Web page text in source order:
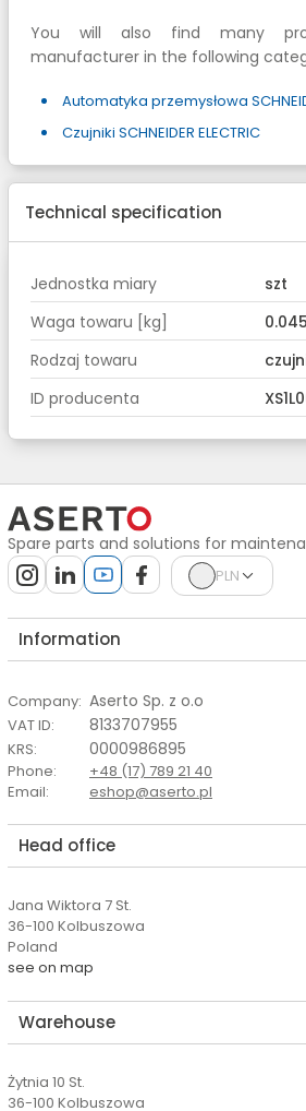
You will also find many
manufacturer in the following
Automatyka przemysłowa
Czujniki SCHNEIDER ELECTRIC
Technical specification
Jednostka miary
szt
Waga towaru [kg]
0.045
Rodzaj towaru
ID producenta
Spare parts and solutions for
PLN
Information
Company: Aserto Sp. z o.o
VAT ID: 8133707955
KRS: 0000986895
Phone:
+48 (17) 789 21 40
Email: eshop@aserto.pl
Head office
Jana Wiktora 7 St.
36-100 Kolbuszowa
Poland
see on map
Warehouse
Żytnia 10 St.
36-100 Kolbuszowa